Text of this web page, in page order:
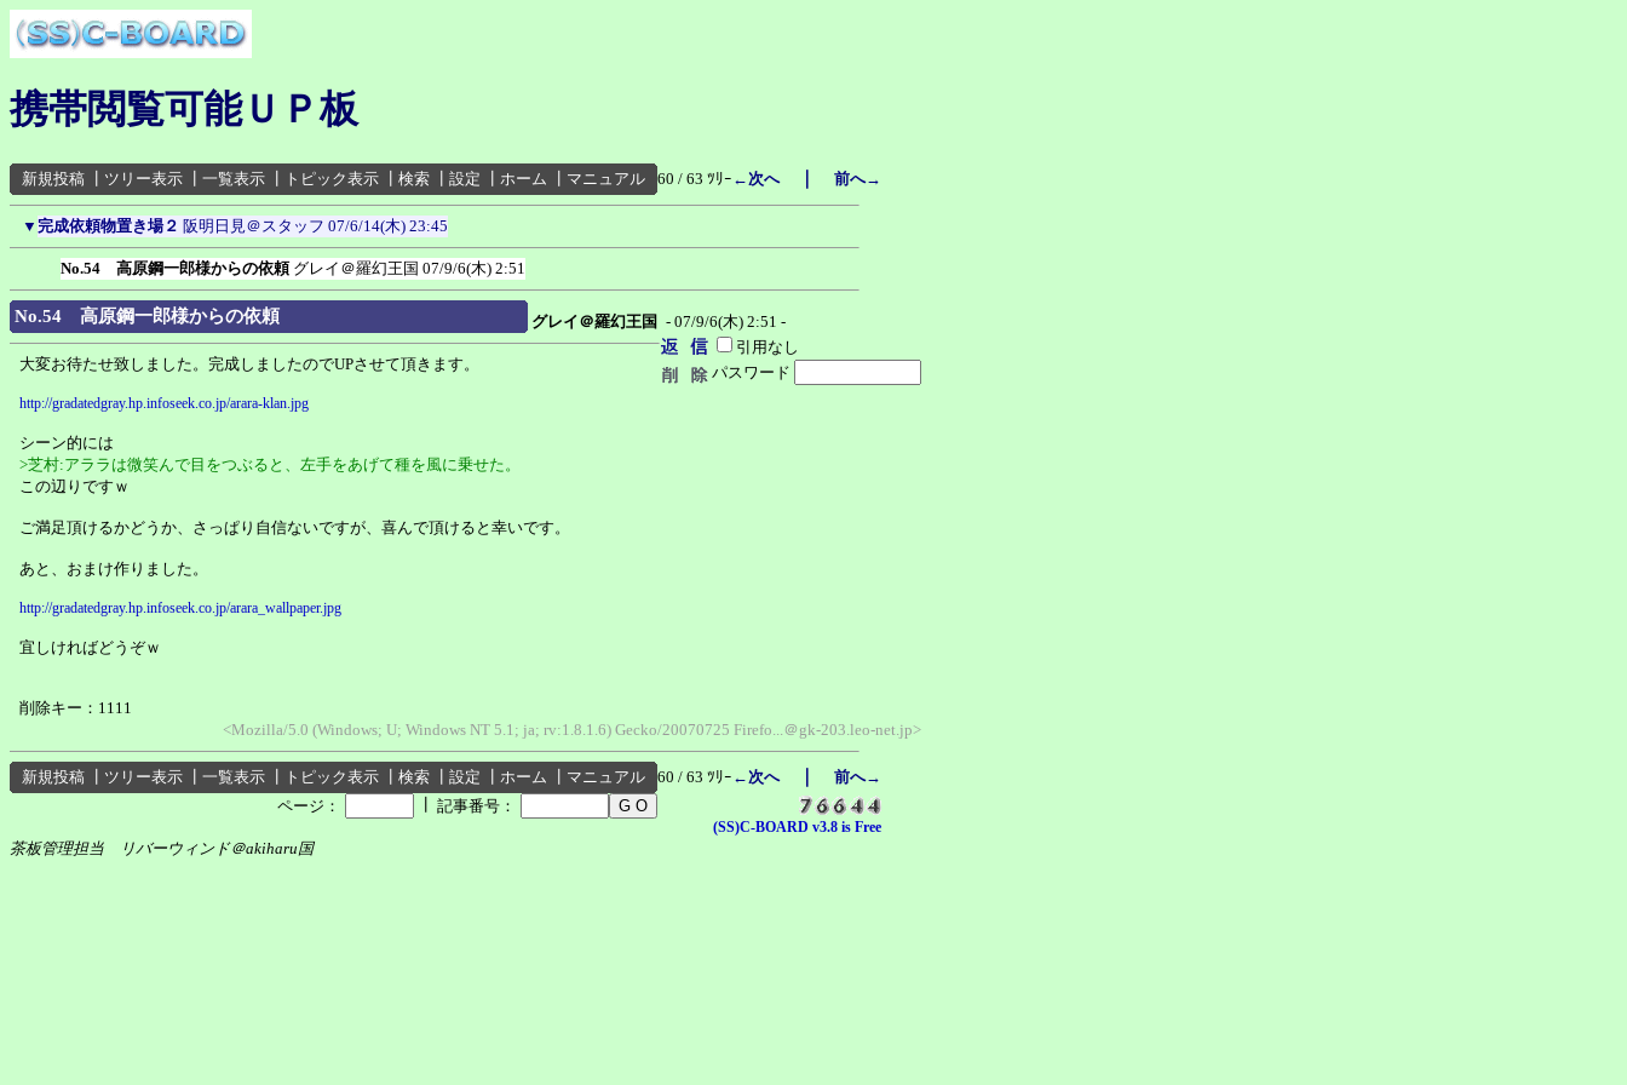
携帯閲覧可能ＵＰ板
新規投稿 ツリー表示 一覧表示 トピック表示 検索 設定 ホーム マニュアル 60 / 63 ﾂﾘｰ ←次へ｜ 前へ→
▼ 完成依頼物置き場２ 阪明日見＠スタッフ 07/6/14(木) 23:45
No.54 高原鋼一郎様からの依頼 グレイ＠羅幻王国 07/9/6(木) 2:51
No.54 高原鋼一郎様からの依頼 グレイ＠羅幻王国 - 07/9/6(木) 2:51 -
引用なし
パスワード
大変お待たせ致しました。完成しましたのでUPさせて頂きます。
http://gradatedgray.hp.infoseek.co.jp/arara-klan.jpg
シーン的には
>芝村:アララは微笑んで目をつぶると、左手をあげて種を風に乗せた。
この辺りですｗ
ご満足頂けるかどうか、さっぱり自信ないですが、喜んで頂けると幸いです。
あと、おまけ作りました。
http://gradatedgray.hp.infoseek.co.jp/arara_wallpaper.jpg
宜しければどうぞｗ
削除キー：1111
<Mozilla/5.0 (Windows; U; Windows NT 5.1; ja; rv:1.8.1.6) Gecko/20070725 Firefo...＠gk-203.leo-net.jp>
新規投稿 ツリー表示 一覧表示 トピック表示 検索 設定 ホーム マニュアル 60 / 63 ﾂﾘｰ ←次へ｜ 前へ→
ページ：
記事番号：
(SS)C-BOARD v3.8 is Free
茶板管理担当 リバーウィンド＠akiharu国